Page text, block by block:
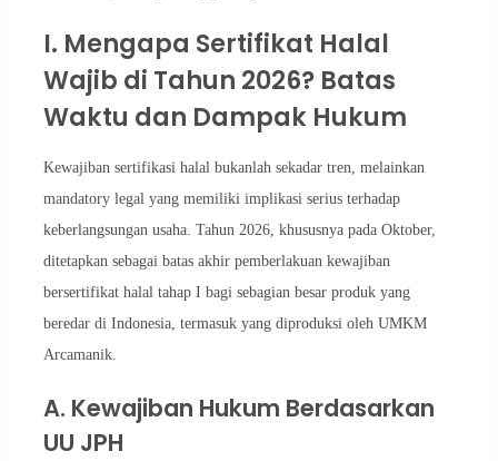
I. Mengapa Sertifikat Halal
Wajib di Tahun 2026? Batas
Waktu dan Dampak Hukum
Kewajiban sertifikasi halal bukanlah sekadar tren, melainkan
mandatory legal yang memiliki implikasi serius terhadap
keberlangsungan usaha. Tahun 2026, khususnya pada Oktober,
ditetapkan sebagai batas akhir pemberlakuan kewajiban
bersertifikat halal tahap I bagi sebagian besar produk yang
beredar di Indonesia, termasuk yang diproduksi oleh UMKM
Arcamanik.
A. Kewajiban Hukum Berdasarkan
UU JPH